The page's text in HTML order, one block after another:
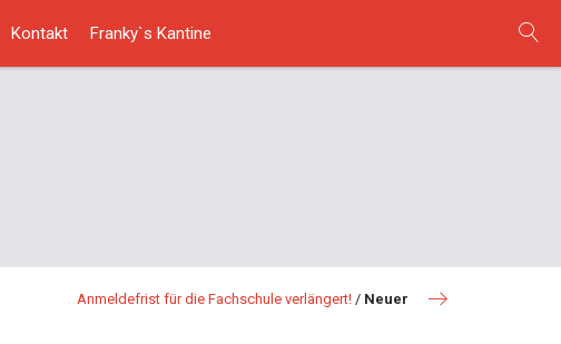
Kontakt Franky`s Kantine
Anmeldefrist für die Fachschule verlängert! / Neuer